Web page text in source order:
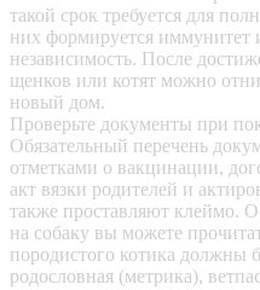
такой срок требуется для
них формируется иммунитет
независимость. После
щенков или котят можно
новый дом.
Проверьте документы при
Обязательный перечень
отметками о вакцинации,
акт вязки родителей и
также проставляют клеймо.
на собаку вы можете
породистого котика должны
родословная (метрика),